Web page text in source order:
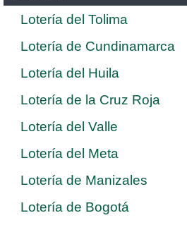
Lotería del Tolima
Lotería de Cundinamarca
Lotería del Huila
Lotería de la Cruz Roja
Lotería del Valle
Lotería del Meta
Lotería de Manizales
Lotería de Bogotá